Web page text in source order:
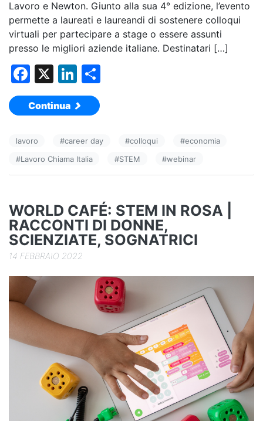
Lavoro e Newton. Giunto alla sua 4° edizione, l’evento
permette a laureati e laureandi di sostenere colloqui
virtuali per partecipare a stage o essere assunti
presso le migliori aziende italiane. Destinatari […]
F
a
c
b
o
k
X
Li
n
k
dI
n
vi
di
Continua
lavoro #career day #colloqui #economia
#Lavoro Chiama Italia #STEM #webinar
WORLD CAFÉ: STEM IN ROSA |
RACCONTI DI DONNE,
SCIENZIATE, SOGNATRICI
14 FEBBRAIO 2022